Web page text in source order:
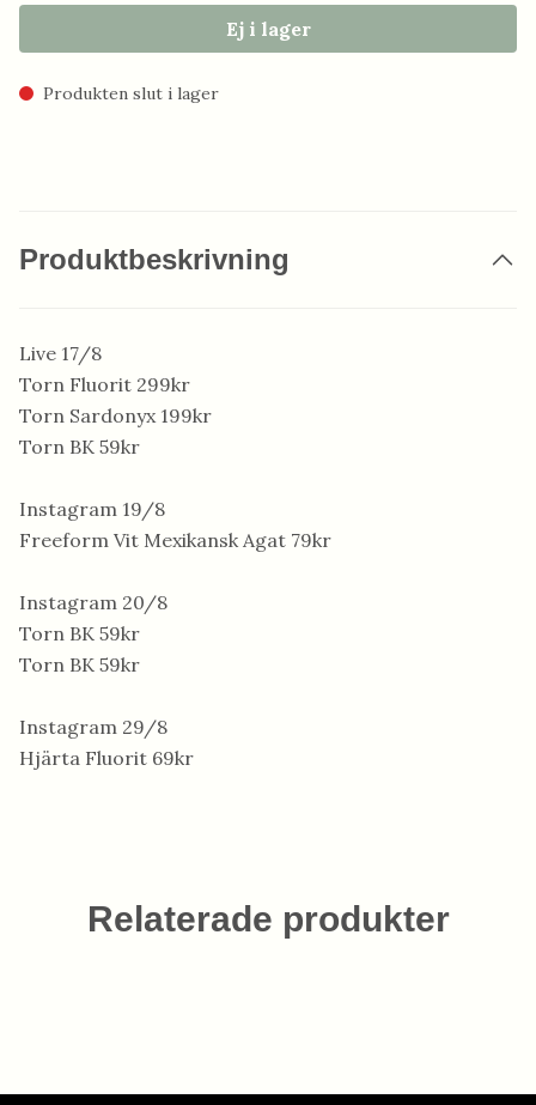
Ej i lager
Produkten slut i lager
Produktbeskrivning
Live 17/8
Torn Fluorit 299kr
Torn Sardonyx 199kr
Torn BK 59kr
Instagram 19/8
Freeform Vit Mexikansk Agat 79kr
Instagram 20/8
Torn BK 59kr
Torn BK 59kr
Instagram 29/8
Hjärta Fluorit 69kr
Relaterade produkter